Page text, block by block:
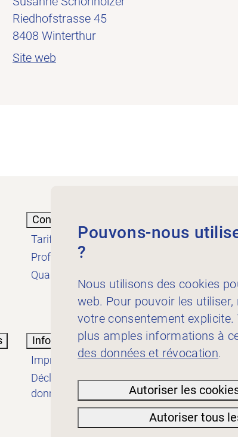
Riedhofstrasse 45
8408 Winterthur
Site web
Connaissances
Tarifs
Profession
Qualité
À l’intention
Informations
Impressum
Déclaration de protection des
données
Pouvons-nous
?
Nous utilisons des cookies
web. Pour pouvoir les
votre consentement
plus amples informations à
des données et révocation.
Autoriser les
Autoriser tous